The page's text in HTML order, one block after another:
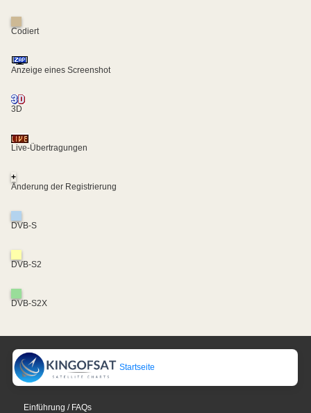
Codiert
Anzeige eines Screenshot
3D
Live-Übertragungen
+
Änderung der Registrierung
DVB-S
DVB-S2
DVB-S2X
Startseite
Einführung / FAQs